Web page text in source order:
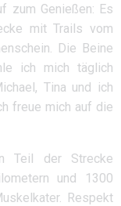
zum Genießen: Es
mit Trails vom
Die Beine
ich mich täglich
Tina und ich
freue mich auf die
Teil der Strecke
und 1300
Respekt